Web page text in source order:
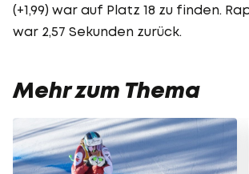
(+1,99) war auf Platz 18 zu finden.
war 2,57 Sekunden zurück.
Mehr zum Thema